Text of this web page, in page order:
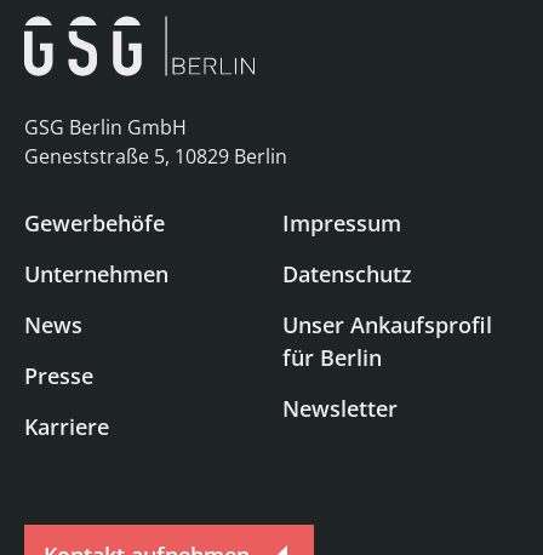
GSG Berlin GmbH
Geneststraße 5, 10829 Berlin
Gewerbehöfe
Unternehmen
News
Presse
Karriere
Impressum
Datenschutz
Unser Ankaufsprofil
für Berlin
Newsletter